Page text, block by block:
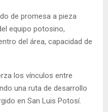
de promesa a pieza
equipo potosino,
del área, capacidad de
los vínculos entre
una ruta de desarrollo
en San Luis Potosí.